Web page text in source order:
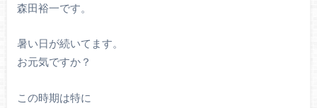
森田裕一です。
暑い日が続いてます。
お元気ですか？
この時期は特に